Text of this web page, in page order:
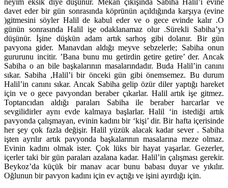
neyim eksik diye düşünür. Mekan çıkışında Sabiha Halil’i evine
davet eder bir gün sonrasında köprünün açıldığında karşıya (evine
)gitmesini söyler Halil de kabul eder ve o gece evinde kalır .O
günün sonrasında Halil işe odaklanamaz olur .Sürekli Sabiha’yı
düşünür. İşine düşkün adam artık sarhoş gibi dolanır. Bir gün
pavyona gider. Manavdan aldığı meyve sebzelerle; Sabiha onun
gururunu incitir. ’Bana bunu mu getirdin getire getire’ der. Ancak
Sabiha o an bile başkalarının masalarındadır. Buda Halil’in canını
sıkar. Sabiha ,Halil’i bir önceki gün gibi önemsemez. Bu durum
Halil’in canını sıkar. Ancak Sabiha gelip özür diler yaptığı hareket
için ve o gece pavyondan beraber çıkarlar. Halil artık işe gitmez.
Toptancıdan aldığı paraları Sabiha ile beraber harcarlar ve
sevgilidirler aynı evde kalmaya başlarlar. Halil ‘in istediği artık
pavyonda çalışmayan, evinin kadını bir ‘kişi’ dir. Bir hafta içerisinde
her şey çok fazla değişir. Halil yüzük alacak kadar sever . Sabiha
işten ayrılır artık pavyonda başkalarının masalarına meze olmaz.
Evinin kadını olmak ister. Çok lüks bir hayat yaşarlar. Gezerler,
içerler taki bir gün paraları azalana kadar. Halil’in çalışması gerekir.
Beykoz’da küçük bir manav acar bunu babası duyar ve yıkılır.
Oğlunun bir pavyon kadını için ev açtığı ve işini ayırdığı için.